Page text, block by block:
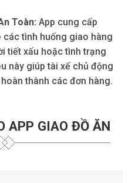
Toàn: App cung cấp
tình huống giao hàng
tiết xấu hoặc tình trạng
này giúp tài xế chủ động
thành các đơn hàng.
APP GIAO ĐỒ ĂN